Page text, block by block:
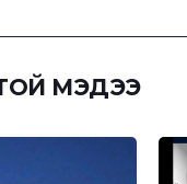
МЭДЭЭ